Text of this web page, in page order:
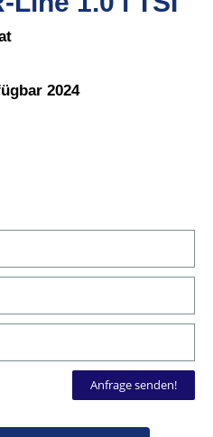
2024
Anfrage senden!